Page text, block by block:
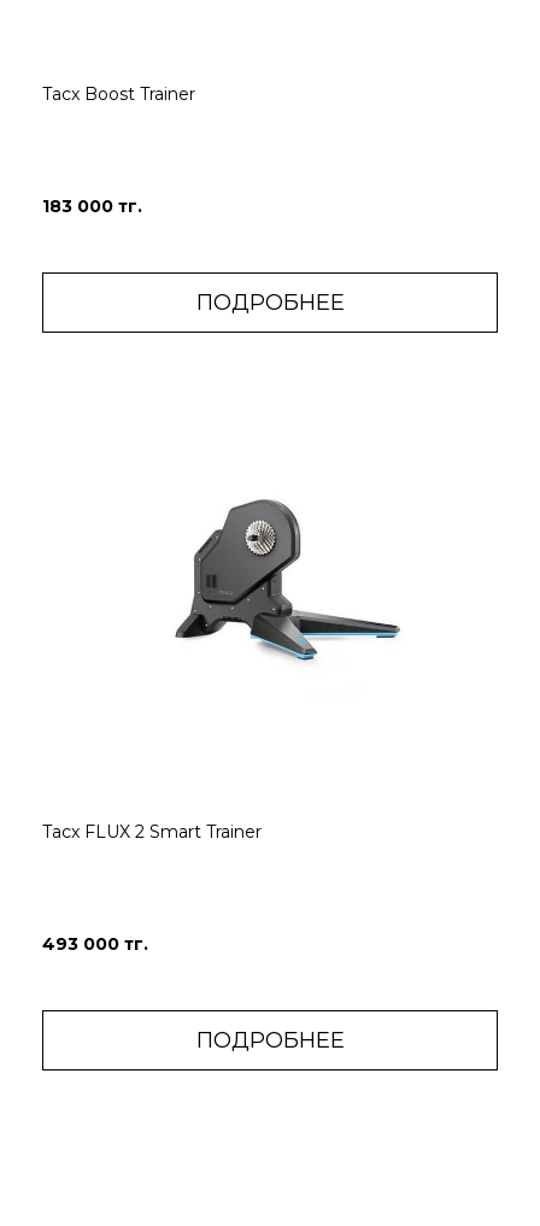
Tacx Boost Trainer
183 000 тг.
ПОДРОБНЕЕ
Tacx FLUX 2 Smart Trainer
493 000 тг.
ПОДРОБНЕЕ